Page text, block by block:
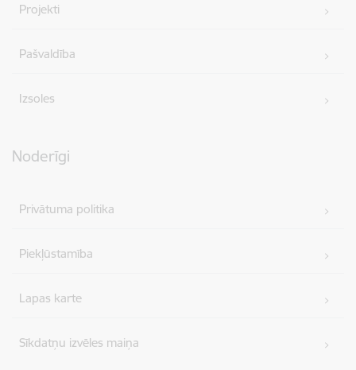
Projekti
Pašvaldība
Izsoles
Noderīgi
Privātuma politika
Piekļūstamība
Lapas karte
Sīkdatņu izvēles maiņa